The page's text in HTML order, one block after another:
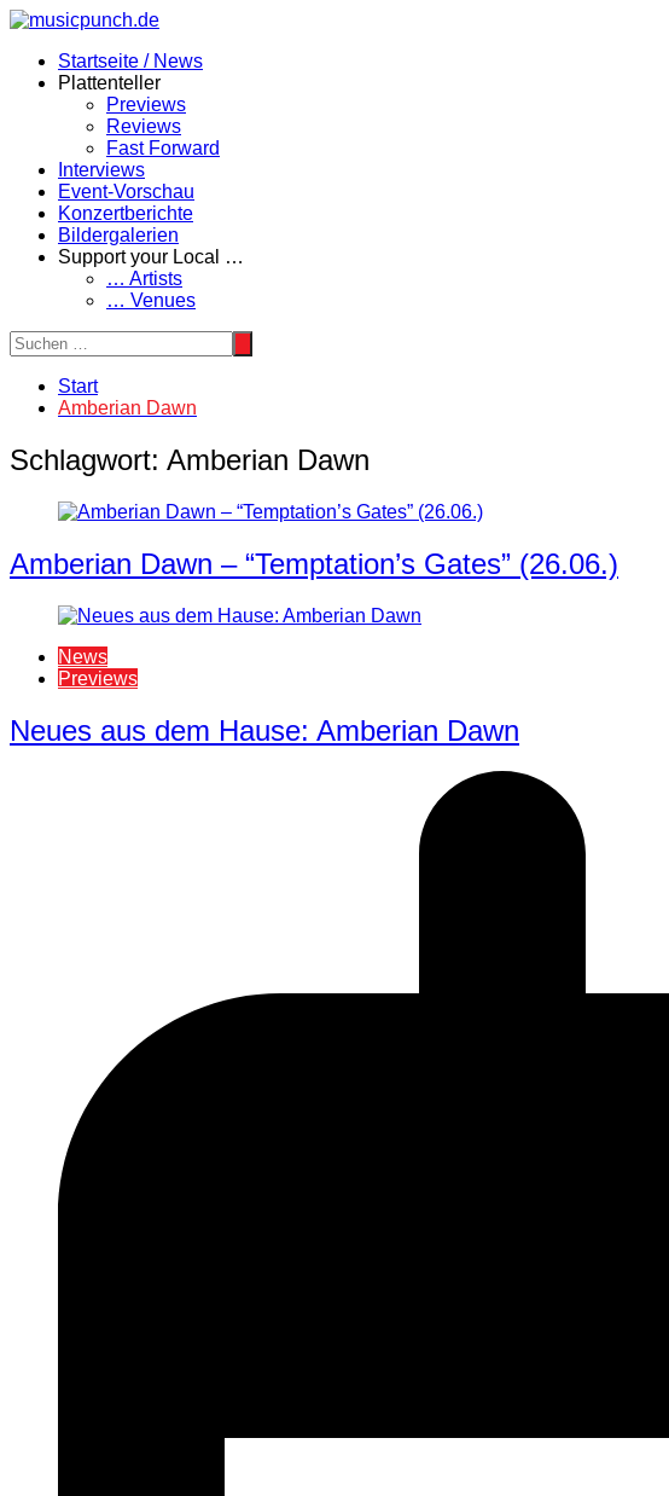
Zum
springenStartseite / News
Plattenteller
Previews
Reviews
Fast Forward
Interviews
Event-Vorschau
Konzertberichte
Bildergalerien
Support your Local …
… Artists
… Venues
Start
Amberian Dawn
Schlagwort: Amberian Dawn
Amberian Dawn – “Temptation’s Gates” (26.06.)
News
Previews
Neues aus dem Hause: Amberian Dawn